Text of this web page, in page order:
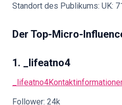
Standort des Publikums: UK:
Der Top-Micro-
1. _lifeatno4
_lifeatno4
Follower: 24k